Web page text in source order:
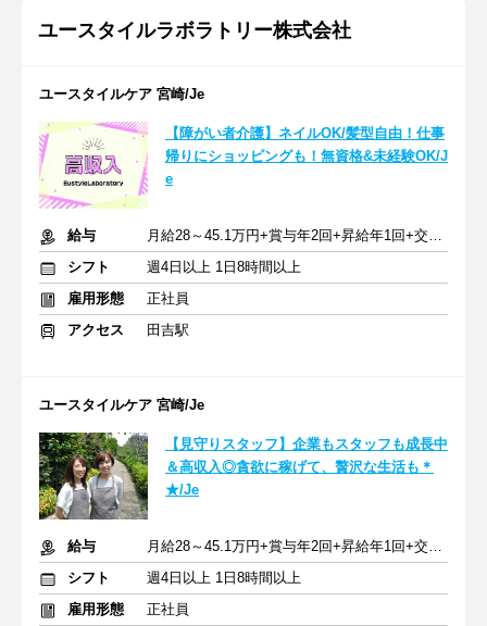
ユースタイルラボラトリー株式会社
ユースタイルケア 宮崎/Je
【障がい者介護】ネイルOK/髪型自由！仕事
帰りにショッピングも！無資格&未経験OK/J
e
給与
月給28～45.1万円+賞与年2回+昇給年1回+交通費全額
シフト
週4日以上 1日8時間以上
雇用形態
正社員
アクセス
田吉駅
ユースタイルケア 宮崎/Je
【見守りスタッフ】企業もスタッフも成長中
＆高収入◎貪欲に稼げて、贅沢な生活も＊
★/Je
給与
月給28～45.1万円+賞与年2回+昇給年1回+交通費全額
シフト
週4日以上 1日8時間以上
雇用形態
正社員